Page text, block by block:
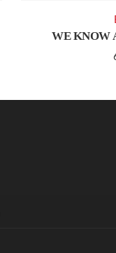
WE KNOW